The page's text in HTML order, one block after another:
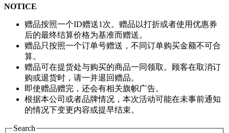
NOTICE
赠品按照一个ID赠送1次。赠品以打折或者使用优惠券
后的最终结算价格为基准而赠送。
赠品只按照一个订单号赠送，不同订单购买金额不可合
算。
赠品可在提货处与购买的商品一同领取。顾客在取消订
购或退货时，请一并退回赠品。
即使赠品赠完，还会有相关旗帜广告。
根据本公司或者品牌情况，本次活动可能在未事前通知
的情况下变更内容或提早结束。
Search